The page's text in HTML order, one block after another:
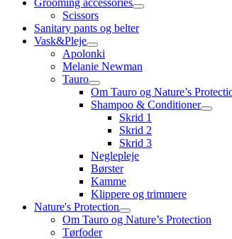
Grooming accessories
Scissors
Sanitary pants og belter
Vask&Pleje
Apolonki
Melanie Newman
Tauro
Om Tauro og Nature’s
Shampoo & Conditioner
Skrid 1
Skrid 2
Skrid 3
Neglepleje
Børster
Kamme
Klippere og trimmere
Nature's Protection
Om Tauro og Nature’s Protection
Tørfoder